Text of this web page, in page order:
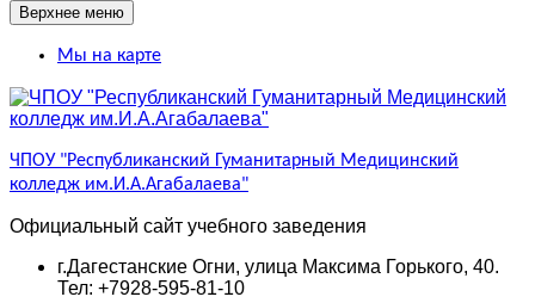
Верхнее меню
Мы на карте
ЧПОУ "Республиканский Гуманитарный Медицинский
колледж им.И.А.Агабалаева"
Официальный сайт учебного заведения
г.Дагестанские Огни, улица Максима Горького, 40.
Тел: +7928-595-81-10